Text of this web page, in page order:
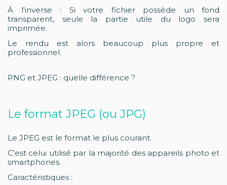
À l'inverse : Si votre fichier possède un fond
transparent, seule la partie utile du logo sera
imprimée.
Le rendu est alors beaucoup plus propre et
professionnel.
PNG et JPEG : quelle différence ?
Le format JPEG (ou JPG)
Le JPEG est le format le plus courant.
C'est celui utilisé par la majorité des appareils photo et
smartphones.
Caractéristiques :